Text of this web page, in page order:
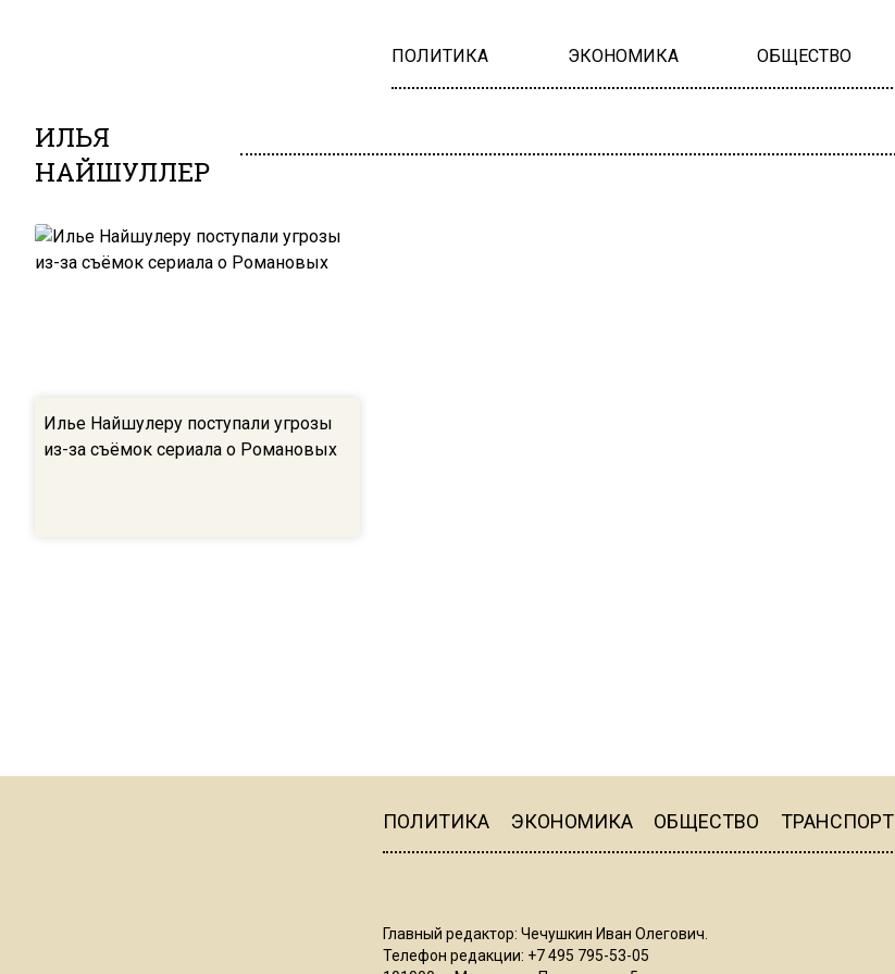
ПОЛИТИКА ЭКОНОМИКА ОБЩЕСТВО
ИЛЬЯ
НАЙШУЛЛЕР
Илье Найшулеру поступали угрозы
из-за съёмок сериала о Романовых
ПОЛИТИКА ЭКОНОМИКА ОБЩЕСТВО ТРАНСПОРТ
Главный редактор: Чечушкин Иван Олегович.
Телефон редакции: +7 495 795-53-05